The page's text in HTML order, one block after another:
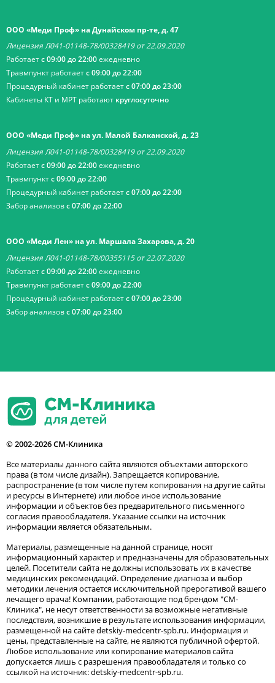
ООО «Меди Проф» на Дунайском пр-те, д. 47
Лицензия Л041-01148-78/00328419 от 22.09.2020
Работаетс 09:00 до 22:00ежедневно
Травмпункт работаетс 09:00 до 22:00
Процедурный кабинет работаетс 07:00 до 23:00
Кабинеты КТ и МРТ работают круглосуточно
ООО «Меди Проф» на ул. Малой Балканской, д. 23
Лицензия Л041-01148-78/00328419 от 22.09.2020
Работаетс 09:00 до 22:00ежедневно
Травмпунктс 09:00 до 22:00
Процедурный кабинет работаетс 07:00 до 22:00
Забор анализовс 07:00 до 22:00
ООО «Меди Лен» на ул. Маршала Захарова, д. 20
Лицензия Л041-01148-78/00355115 от 22.07.2020
Работаетс 09:00 до 22:00ежедневно
Травмпункт работаетс 09:00 до 22:00
Процедурный кабинет работаетс 07:00 до 23:00
Забор анализовс 07:00 до 23:00
© 2002-2026 СМ-Клиника
Все материалы данного сайта являются объектами авторского
права (в том числе дизайн). Запрещается копирование,
распространение (в том числе путем копирования на другие сайты
и ресурсы в Интернете) или любое иное использование
информации и объектов без предварительного письменного
согласия правообладателя. Указание ссылки на источник
информации является обязательным.
Материалы, размещенные на данной странице, носят
информационный характер и предназначены для образовательных
целей. Посетители сайта не должны использовать их в качестве
медицинских рекомендаций. Определение диагноза и выбор
методики лечения остается исключительной прерогативой вашего
лечащего врача! Компании, работающие под брендом "СМ-
Клиника", не несут ответственности за возможные негативные
последствия, возникшие в результате использования информации,
размещенной на сайте detskiy-medcentr-spb.ru. Информация и
цены, представленные на сайте, не являются публичной офертой.
Любое использование или копирование материалов сайта
допускается лишь с разрешения правообладателя и только со
ссылкой на источник: detskiy-medcentr-spb.ru.